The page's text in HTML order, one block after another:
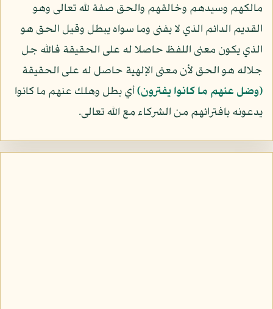
مالكهم وسيدهم وخالقهم والحق صفة لله تعالى وهو
القديم الدائم الذي لا يفنى وما سواه يبطل وقيل الحق هو
الذي يكون معنى اللفظ حاصلا له على الحقيقة فالله جل
جلاله هو الحق لأن معنى الإلهية حاصل له على الحقيقة
﴿وضل عنهم ما كانوا يفترون﴾أي بطل وهلك عنهم ما كانوا
يدعونه بافترائهم من الشركاء مع الله تعالى.